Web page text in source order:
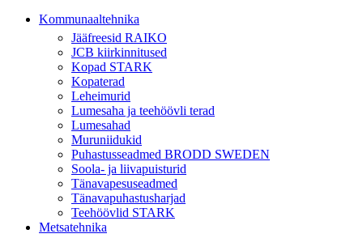
Kommunaaltehnika
Jääfreesid RAIKO
JCB kiirkinnitused
Kopad STARK
Kopaterad
Leheimurid
Lumesaha ja teehöövli terad
Lumesahad
Muruniidukid
Puhastusseadmed BRODD SWEDEN
Soola- ja liivapuisturid
Tänavapesuseadmed
Tänavapuhastusharjad
Teehöövlid STARK
Metsatehnika